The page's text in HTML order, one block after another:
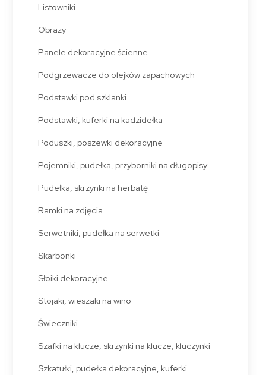
Listowniki
Obrazy
Panele dekoracyjne ścienne
Podgrzewacze do olejków zapachowych
Podstawki pod szklanki
Podstawki, kuferki na kadzidełka
Poduszki, poszewki dekoracyjne
Pojemniki, pudełka, przyborniki na długopisy
Pudełka, skrzynki na herbatę
Ramki na zdjęcia
Serwetniki, pudełka na serwetki
Skarbonki
Słoiki dekoracyjne
Stojaki, wieszaki na wino
Świeczniki
Szafki na klucze, skrzynki na klucze, kluczynki
Szkatułki, pudełka dekoracyjne, kuferki